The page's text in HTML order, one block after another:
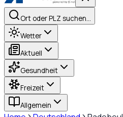
Ort oder PLZ suchen…
Wetter
Aktuell
Gesundheit
Freizeit
Allgemein